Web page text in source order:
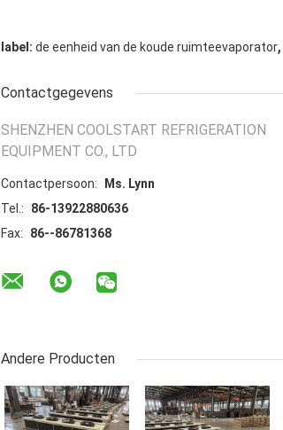
label: de eenheid van de koude ruimteevaporator,
Contactgegevens
SHENZHEN COOLSTART REFRIGERATION
EQUIPMENT CO., LTD
Contactpersoon:
Ms. Lynn
Tel.:
86-13922880636
Fax:
86--86781368
Andere Producten